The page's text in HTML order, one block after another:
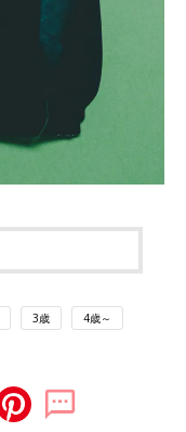
3歳 4歳～